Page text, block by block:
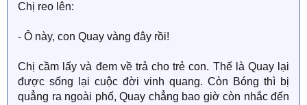
Chị reo lên:
- Ô này, con Quay vàng đây rồi!
Chị cầm lấy và đem về trả cho trẻ con. Thế là Quay lại
được sống lại cuộc đời vinh quang. Còn Bóng thì bị
quẳng ra ngoài phố, Quay chẳng bao giờ còn nhắc đến